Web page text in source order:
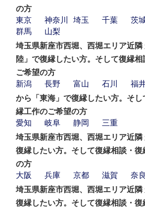
の方
東京
神奈川 埼玉 千葉 茨
群馬
山梨
埼玉県新座市西堀、西堀エリア近
陸」で復縁したい方。そして復縁
ご希望の方
新潟
長野 富山 石川
福
から「東海」で復縁したい方。そし
縁工作のご希望の方
愛知
岐阜 静岡
三重
埼玉県新座市西堀、西堀エリア近
復縁したい方。そして復縁相談・
の方
大阪
兵庫 京都 滋賀 奈良
埼玉県新座市西堀、西堀エリア近
復縁したい方。そして復縁相談・